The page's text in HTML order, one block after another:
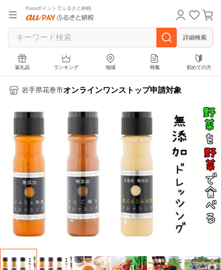
Pontaポイントでふるさと納税
詳細検索
返礼品 ランキング 地域 特集 初めての方
岩手県花巻市オンラインワンストップ申請対象